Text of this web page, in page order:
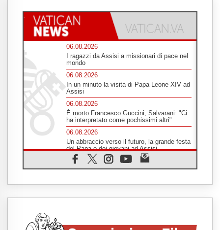
06.08.2026
I ragazzi da Assisi a missionari di pace nel
mondo
06.08.2026
In un minuto la visita di Papa Leone XIV ad
Assisi
06.08.2026
È morto Francesco Guccini, Salvarani: "Ci
ha interpretato come pochissimi altri"
06.08.2026
Un abbraccio verso il futuro, la grande festa
del Papa e dei giovani ad Assisi
06.08.2026
Il grazie dei giovani al Papa: "Oggi ci
Leone XIV: la rivoluzione del Vangelo
06.08.2026